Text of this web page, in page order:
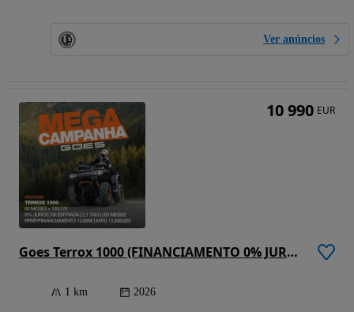
Ver anúncios
Goes Terrox 1000 (FINANCIAMENTO 0% JUROS)
1 km 2026
10 990 EUR